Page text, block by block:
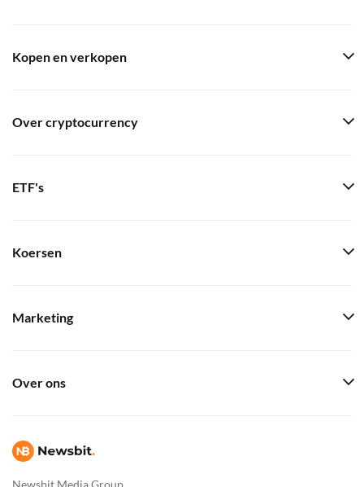
Newsbit Media Group
Kopen en verkopen
Over cryptocurrency
ETF's
Koersen
Marketing
Over ons